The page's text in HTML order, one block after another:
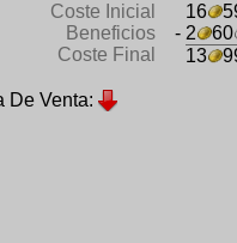
Coste Inicial 16
Beneficios
- 2 60
Coste Final
13
De Venta: